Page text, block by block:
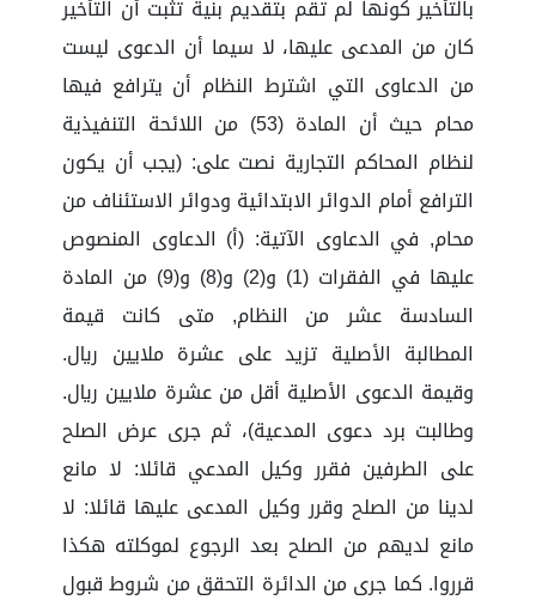
بالتأخير كونها لم تقم بتقديم بنية تثبت أن التأخير
كان من المدعى عليها، لا سيما أن الدعوى ليست
من الدعاوى التي اشترط النظام أن يترافع فيها
محام حيث أن المادة (53) من اللائحة التنفيذية
لنظام المحاكم التجارية نصت على: (يجب أن يكون
الترافع أمام الدوائر الابتدائية ودوائر الاستئناف من
محام, في الدعاوى الآتية: (أ) الدعاوى المنصوص
عليها في الفقرات (1) و(2) و(8) و(9) من المادة
السادسة عشر من النظام, متى كانت قيمة
المطالبة الأصلية تزيد على عشرة ملايين ريال.
وقيمة الدعوى الأصلية أقل من عشرة ملايين ريال.
وطالبت برد دعوى المدعية)، ثم جرى عرض الصلح
على الطرفين فقرر وكيل المدعي قائلا: لا مانع
لدينا من الصلح وقرر وكيل المدعى عليها قائلا: لا
مانع لديهم من الصلح بعد الرجوع لموكلته هكذا
قرروا. كما جرى من الدائرة التحقق من شروط قبول